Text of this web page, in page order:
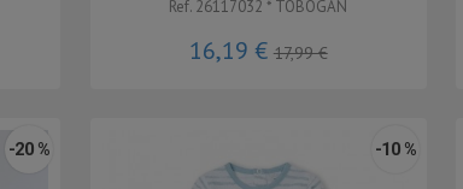
Ref. 26117032 * TOBOGAN
16,19 € 17,99 €
-20 % -10 %